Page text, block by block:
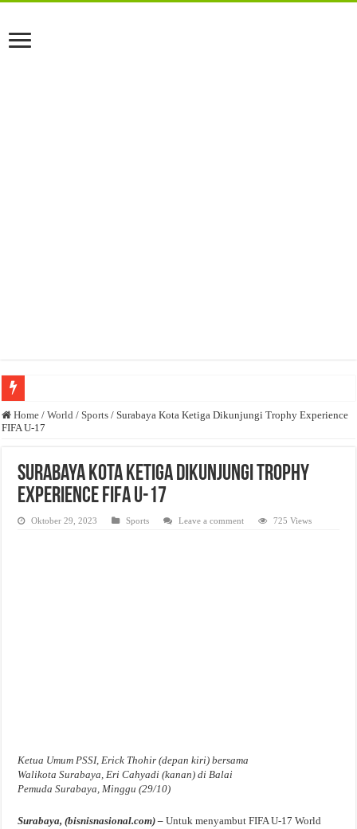
Anda butuh promosi usaha? Kontak ke Email redaksi@bisnisnasional.com
Dibutuhkan Marketing. Lamaran di-email ke redaksi@bisnisnasional.com
Home / World / Sports / Surabaya Kota Ketiga Dikunjungi Trophy Experience
FIFA U-17
Surabaya Kota Ketiga Dikunjungi Trophy
Experience FIFA U-17
Oktober 29, 2023 Sports Leave a comment 725 Views
Ketua Umum PSSI, Erick Thohir (depan kiri) bersama
Walikota Surabaya, Eri Cahyadi (kanan) di Balai
Pemuda Surabaya, Minggu (29/10)
Surabaya, (bisnisnasional.com) – Untuk menyambut FIFA U-17 World